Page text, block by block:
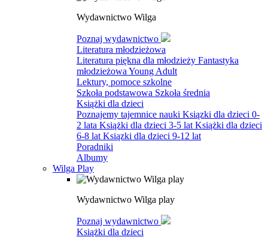
Wydawnictwo Wilga
Poznaj wydawnictwo
Literatura młodzieżowa
Literatura piękna dla młodzieży Fantastyka
młodzieżowa Young Adult
Lektury, pomoce szkolne
Szkoła podstawowa Szkoła średnia
Książki dla dzieci
Poznajemy tajemnice nauki Ksiązki dla dzieci 0-
2 lata Książki dla dzieci 3-5 lat Książki dla dzieci
6-8 lat Ksiązki dla dzieci 9-12 lat
Poradniki
Albumy
Wilga Play
Wydawnictwo Wilga play
Poznaj wydawnictwo
Książki dla dzieci